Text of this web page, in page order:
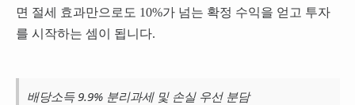
면 절세 효과만으로도 10%가 넘는 확정 수익을 얻고 투자
를 시작하는 셈이 됩니다.
배당소득 9.9% 분리과세 및 손실 우선 분담